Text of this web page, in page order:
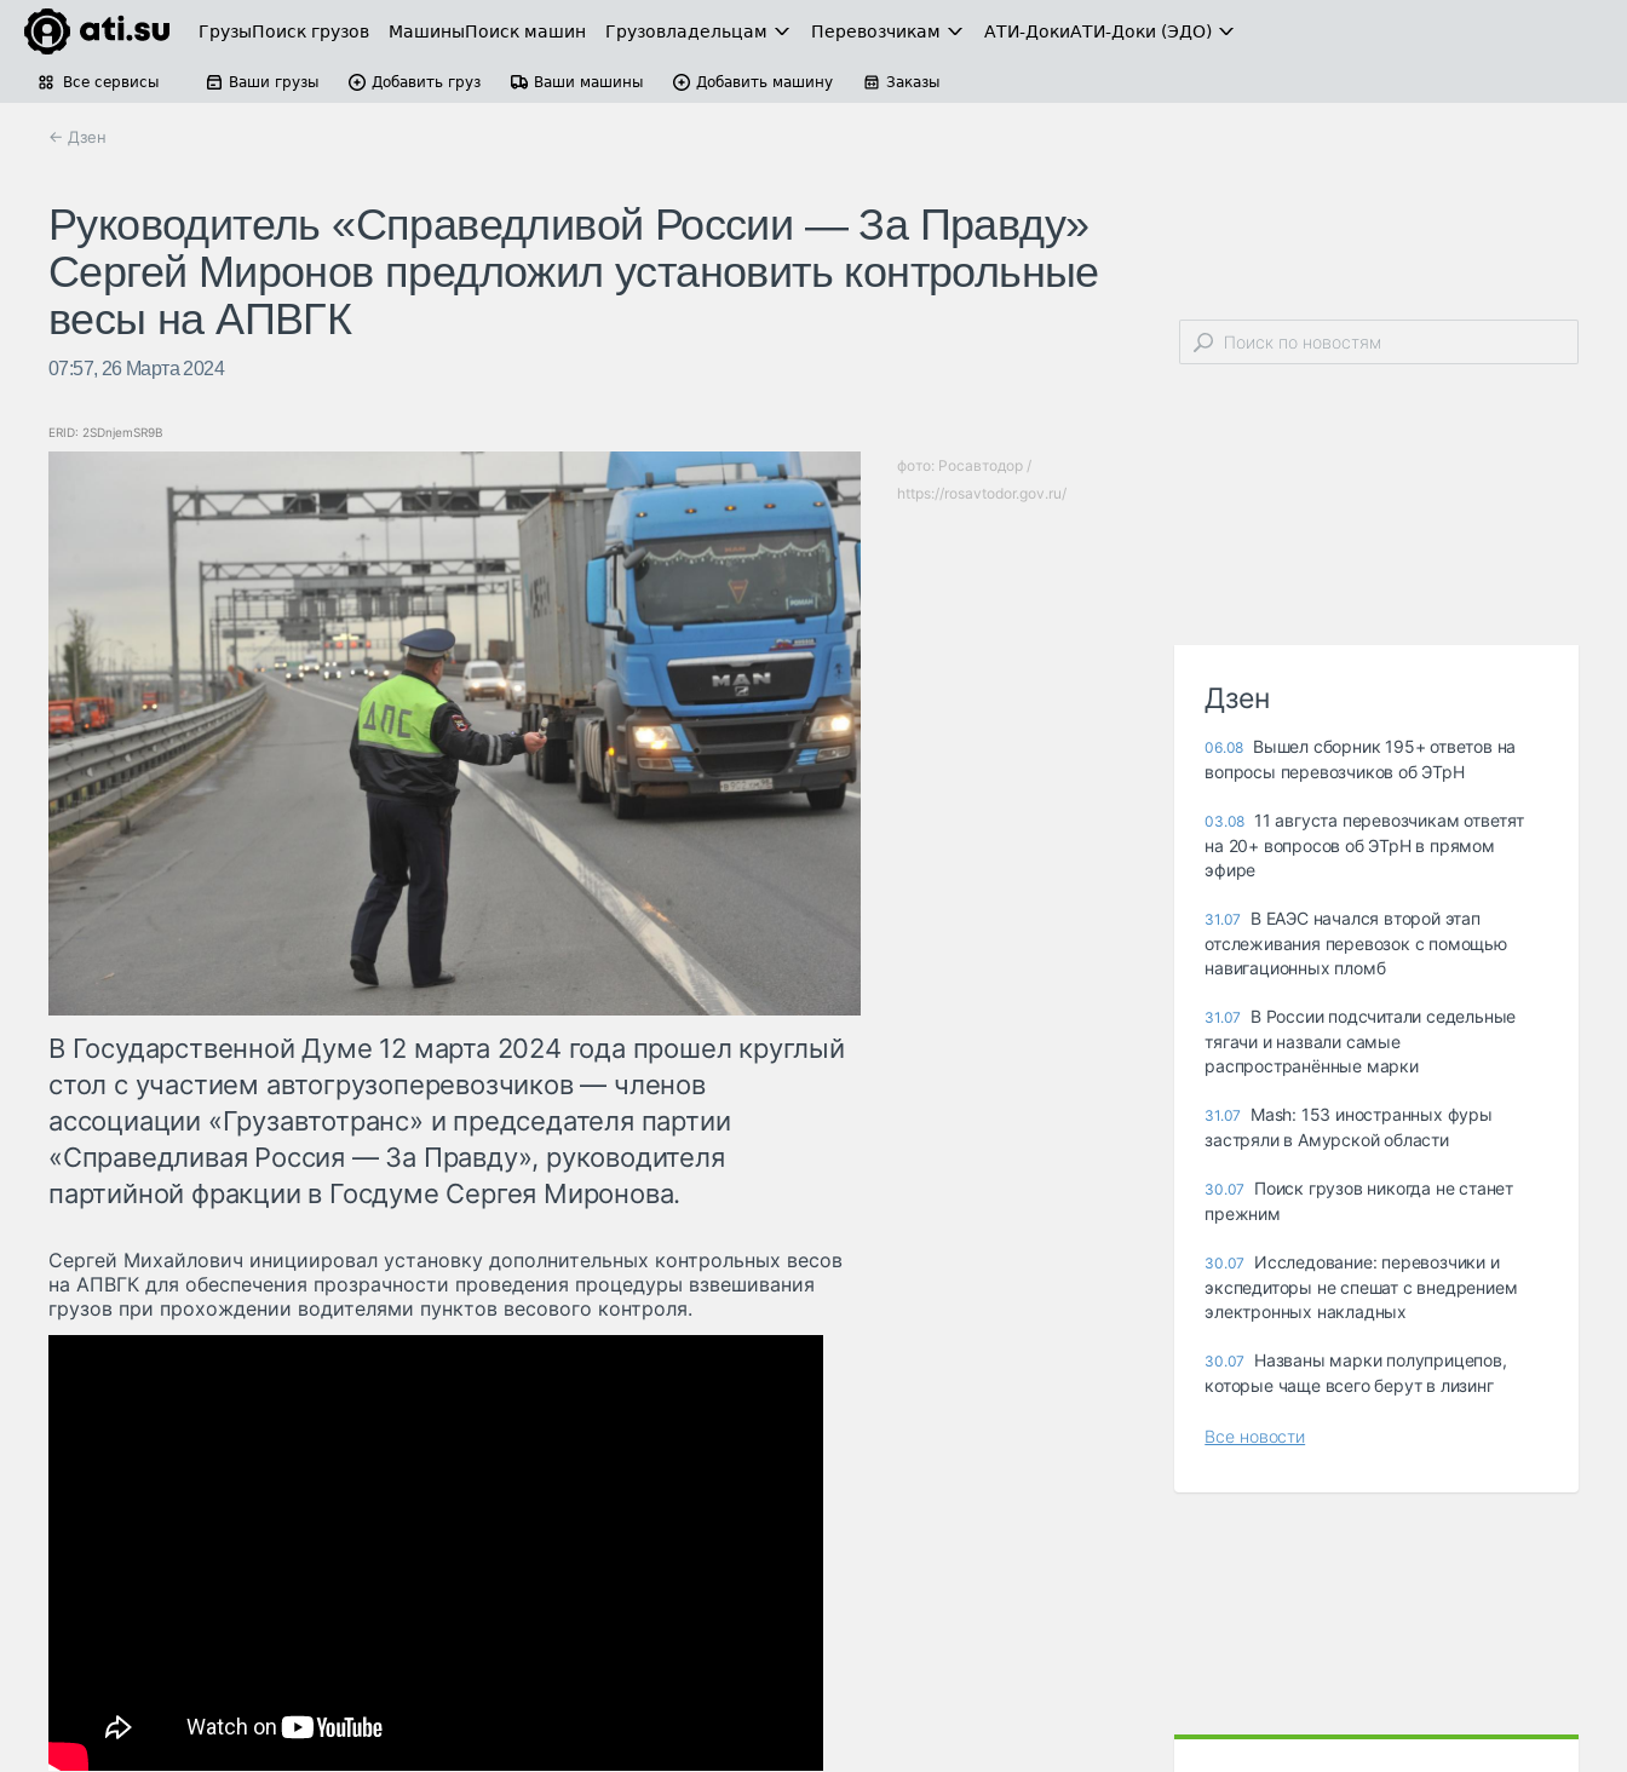
ГрузыПоиск грузов МашиныПоиск машин Грузовладельцам Перевозчикам АТИ-ДокиАТИ-Доки (ЭДО)
Все сервисы Ваши грузы Добавить груз Ваши машины Добавить машину Заказы
← Дзен
Руководитель «Справедливой России — За Правду»
Сергей Миронов предложил установить контрольные
весы на АПВГК
07:57, 26 Марта 2024
ERID: 2SDnjemSR9B
фото: Росавтодор /
https://rosavtodor.gov.ru/
В Государственной Думе 12 марта 2024 года прошел круглый
стол с участием автогрузоперевозчиков — членов
ассоциации «Грузавтотранс» и председателя партии
«Справедливая Россия — За Правду», руководителя
партийной фракции в Госдуме Сергея Миронова.
Сергей Михайлович инициировал установку дополнительных контрольных весов
на АПВГК для обеспечения прозрачности проведения процедуры взвешивания
грузов при прохождении водителями пунктов весового контроля.
Дзен
06.08 Вышел сборник 195+ ответов на
вопросы перевозчиков об ЭТрН
03.08 11 августа перевозчикам ответят
на 20+ вопросов об ЭТрН в прямом
эфире
31.07
В ЕАЭС начался второй этап
отслеживания перевозок с помощью
навигационных пломб
31.07
В России подсчитали седельные
тягачи и назвали самые
распространённые марки
31.07
Mash: 153 иностранных фуры
застряли в Амурской области
30.07
Поиск грузов никогда не станет
прежним
30.07
Исследование: перевозчики и
экспедиторы не спешат с внедрением
электронных накладных
30.07
Названы марки полуприцепов,
которые чаще всего берут в лизинг
Все новости